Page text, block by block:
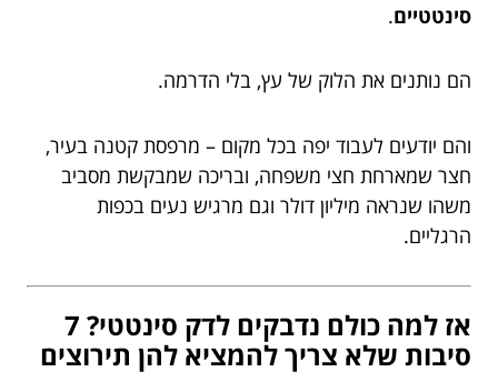
סינטטיים.
הם נותנים את הלוק של עץ, בלי הדרמה.
והם יודעים לעבוד יפה בכל מקום – מרפסת קטנה בעיר,
חצר שמארחת חצי משפחה, ובריכה שמבקשת מסביב
משהו שנראה מיליון דולר וגם מרגיש נעים בכפות
הרגליים.
אז למה כולם נדבקים לדק סינטטי? 7
סיבות שלא צריך להמציא להן תירוצים